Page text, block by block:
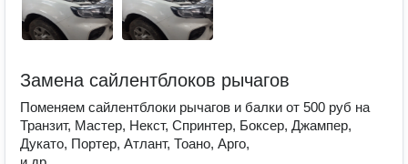
Замена сайлентблоков рычагов
Поменяем сайлентблоки рычагов и балки от 500 руб на
Транзит, Мастер, Некст, Спринтер, Боксер, Джампер,
Дукато, Портер, Атлант, Тоано, Арго,